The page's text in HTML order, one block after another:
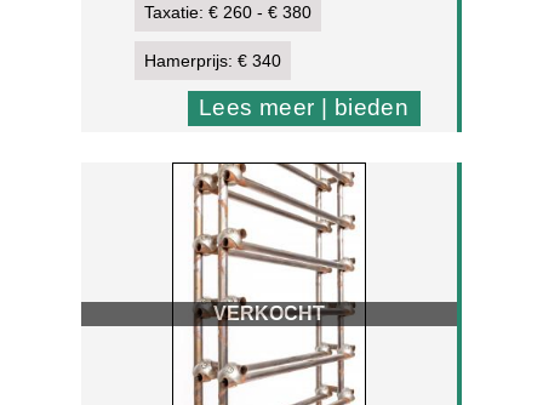
Taxatie: € 260 - € 380
Hamerprijs: € 340
Lees meer | bieden
VERKOCHT